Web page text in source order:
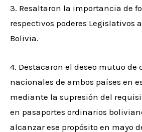
3. Resaltaron la importancia de
respectivos poderes Legislativos
Bolivia.
4. Destacaron el deseo mutuo
nacionales de ambos países en
mediante la supresión del
en pasaportes ordinarios
alcanzar ese propósito en mayo